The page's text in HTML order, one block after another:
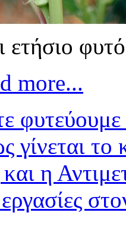
ετήσιο
more...
φυτεύουμε
γίνεται το
η